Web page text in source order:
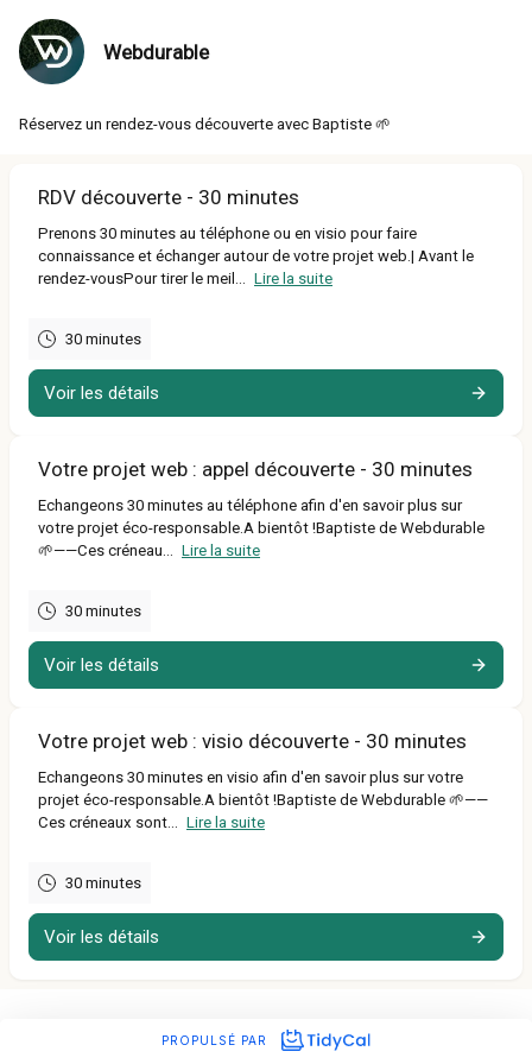
Webdurable
Réservez un rendez-vous découverte avec Baptiste 🌱
RDV découverte - 30 minutes
Prenons 30 minutes au téléphone ou en visio pour faire
connaissance et échanger autour de votre projet web.| Avant le
rendez-vousPour tirer le meil... Lire la suite
30 minutes
Voir les détails
Votre projet web : appel découverte - 30 minutes
Echangeons 30 minutes au téléphone afin d'en savoir plus sur
votre projet éco-responsable.A bientôt !Baptiste de Webdurable
🌱——Ces créneau... Lire la suite
30 minutes
Voir les détails
Votre projet web : visio découverte - 30 minutes
Echangeons 30 minutes en visio afin d'en savoir plus sur votre
projet éco-responsable.A bientôt !Baptiste de Webdurable 🌱——
Ces créneaux sont... Lire la suite
30 minutes
Voir les détails
PROPULSÉ PAR